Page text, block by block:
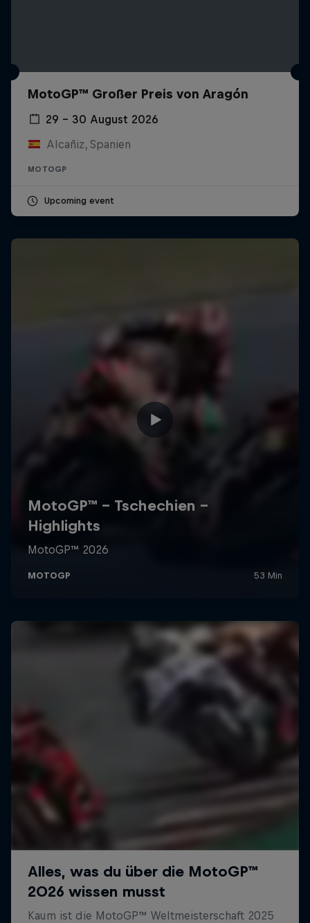
MotoGP™ Großer Preis von Aragón
29 – 30 August 2026
Alcañiz, Spanien
MOTOGP
Upcoming event